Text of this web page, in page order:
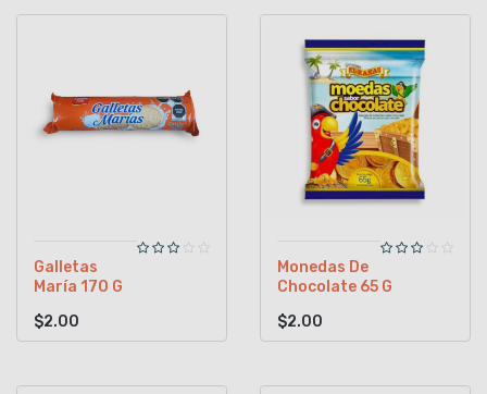
Galletas
María 170 G
$2.00
Monedas De
Chocolate 65 G
$2.00